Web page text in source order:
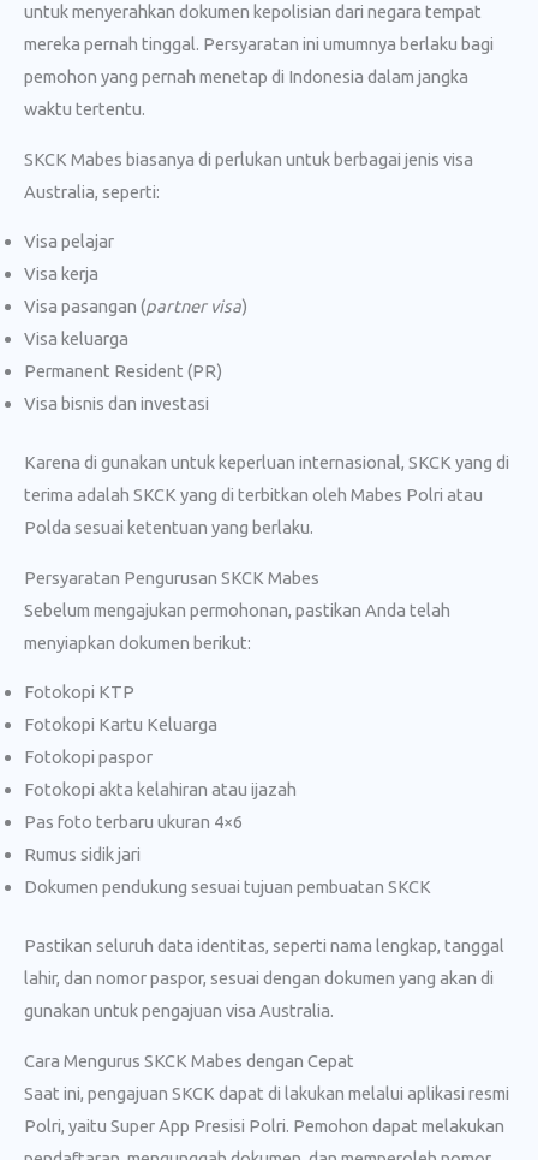
untuk menyerahkan dokumen kepolisian dari negara tempat
mereka pernah tinggal. Persyaratan ini umumnya berlaku bagi
pemohon yang pernah menetap di Indonesia dalam jangka
waktu tertentu.
SKCK Mabes biasanya di perlukan untuk berbagai jenis visa
Australia, seperti:
Visa pelajar
Visa kerja
Visa pasangan (partner visa)
Visa keluarga
Permanent Resident (PR)
Visa bisnis dan investasi
Karena di gunakan untuk keperluan internasional, SKCK yang di
terima adalah SKCK yang di terbitkan oleh Mabes Polri atau
Polda sesuai ketentuan yang berlaku.
Persyaratan Pengurusan SKCK Mabes
Sebelum mengajukan permohonan, pastikan Anda telah
menyiapkan dokumen berikut:
Fotokopi KTP
Fotokopi Kartu Keluarga
Fotokopi paspor
Fotokopi akta kelahiran atau ijazah
Pas foto terbaru ukuran 4×6
Rumus sidik jari
Dokumen pendukung sesuai tujuan pembuatan SKCK
Pastikan seluruh data identitas, seperti nama lengkap, tanggal
lahir, dan nomor paspor, sesuai dengan dokumen yang akan di
gunakan untuk pengajuan visa Australia.
Cara Mengurus SKCK Mabes dengan Cepat
Saat ini, pengajuan SKCK dapat di lakukan melalui aplikasi resmi
Polri, yaitu Super App Presisi Polri. Pemohon dapat melakukan